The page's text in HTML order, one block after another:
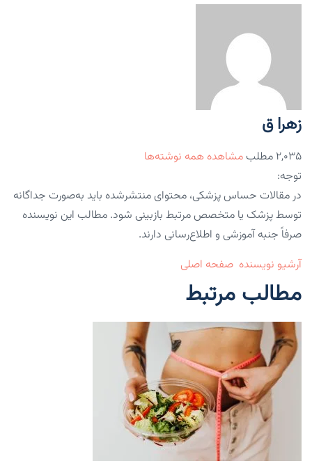
زهرا ق
۲,۰۳۵ مطلب
مشاهده همه نوشته‌ها
توجه:
در مقالات حساس پزشکی، محتوای منتشرشده باید به‌صورت جداگانه
توسط پزشک یا متخصص مرتبط بازبینی شود. مطالب این نویسنده
صرفاً جنبه آموزشی و اطلاع‌رسانی دارند.
آرشیو نویسنده صفحه اصلی
مطالب مرتبط